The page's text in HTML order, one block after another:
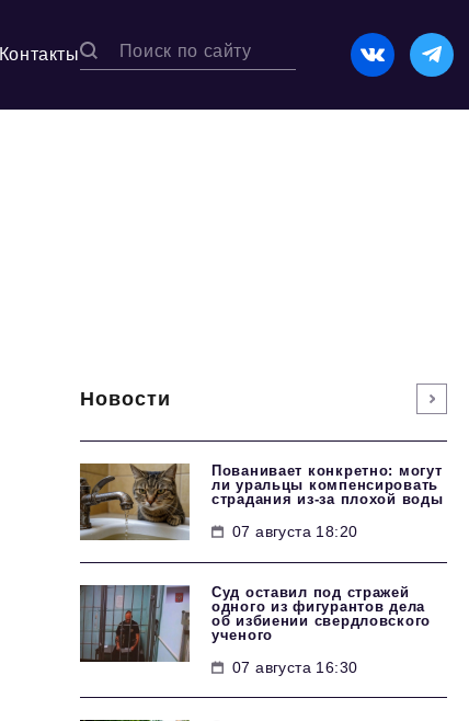
Контакты
Новости
Пованивает конкретно: могут
ли уральцы компенсировать
страдания из-за плохой воды
07 августа 18:20
Суд оставил под стражей
одного из фигурантов дела
об избиении свердловского
ученого
07 августа 16:30